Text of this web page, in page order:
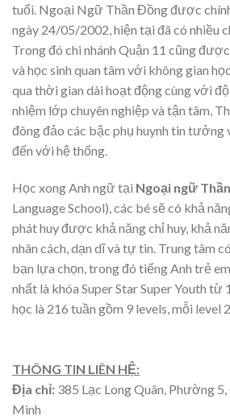
tuổi. Ngoại Ngữ Thần Đồng được
ngày 24/05/2002, hiện tại đã có nhiều
Trong đó chi nhánh Quận 11 cũng
và học sinh quan tâm với không gian
qua thời gian dài hoạt động cùng với
nhiệm lớp chuyên nghiệp và tận tâm,
đông đảo các bậc phụ huynh tin tưởng
đến với hệ thống.
Học xong Anh ngữ tại Ngoại ngữ
Language School), các bé sẽ có khả
phát huy được khả năng chỉ huy, khả
nhân cách, dạn dĩ và tự tin. Trung tâm
bạn lựa chọn, trong đó tiếng Anh trẻ
nhất là khóa Super Star Super Youth
học là 216 tuần gồm 9 levels, mỗi level
THÔNG TIN LIÊN HỆ:
Địa chỉ: 385 Lạc Long Quân, Phường
Minh